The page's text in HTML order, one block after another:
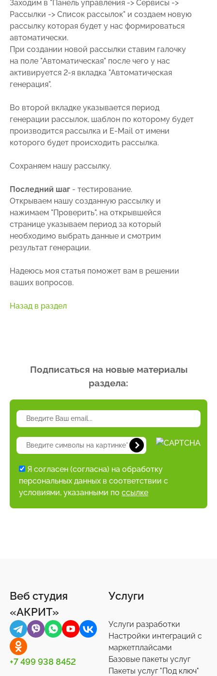
Заходим в "Панель управления -> Сервисы ->
Рассылки -> Список рассылок" и создаем новую
рассылку которая будет у нас формироваться
автоматически.
При создании новой рассылки ставим галочку
на поле "Автоматическая" после чего у нас
активируется 2-я вкладка "Автоматическая
генерация".
Во второй вкладке указывается период
генерации рассылок, шаблон по которому будет
производится рассылка и E-Mail от имени
которого будет происходить рассылка.
Сохраняем нашу рассылку.
Последний шаг - тестирование.
Открываем нашу созданную рассылку и
нажимаем "Проверить", на открывшейся
странице указываем период за который
необходимо выбрать данные и смотрим
результат генерации.
Надеюсь моя статья поможет вам в решении
ваших вопросов.
Назад в раздел
Подписаться на новые материалы
раздела:
Я согласен (согласна) на обработку
персональных данных в соответствии с
условиями, указанными по ссылке
Веб студия
«АКРИТ»
+7 499 938 8452
Услуги
Услуги разработки
Настройки интеграций с
маркетплайсами
Базовые пакеты услуг
Пакеты услуг "Под ключ"